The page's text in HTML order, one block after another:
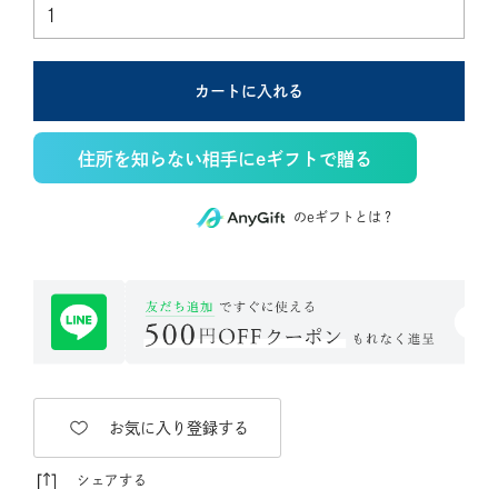
カートに入れる
住所を知らない相手にeギフトで贈る
のeギフトとは？
お気に入り登録する
シェアする